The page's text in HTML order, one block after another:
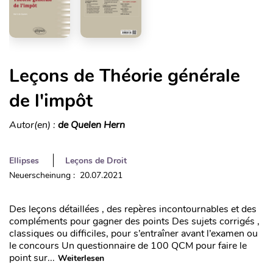
Leçons de Théorie générale
de l'impôt
Autor(en) : de Quelen Hern
Ellipses
Leçons de Droit
Neuerscheinung : 20.07.2021
Des leçons détaillées , des repères incontournables et des
compléments pour gagner des points Des sujets corrigés ,
classiques ou difficiles, pour s’entraîner avant l’examen ou
le concours Un questionnaire de 100 QCM pour faire le
point sur... Weiterlesen